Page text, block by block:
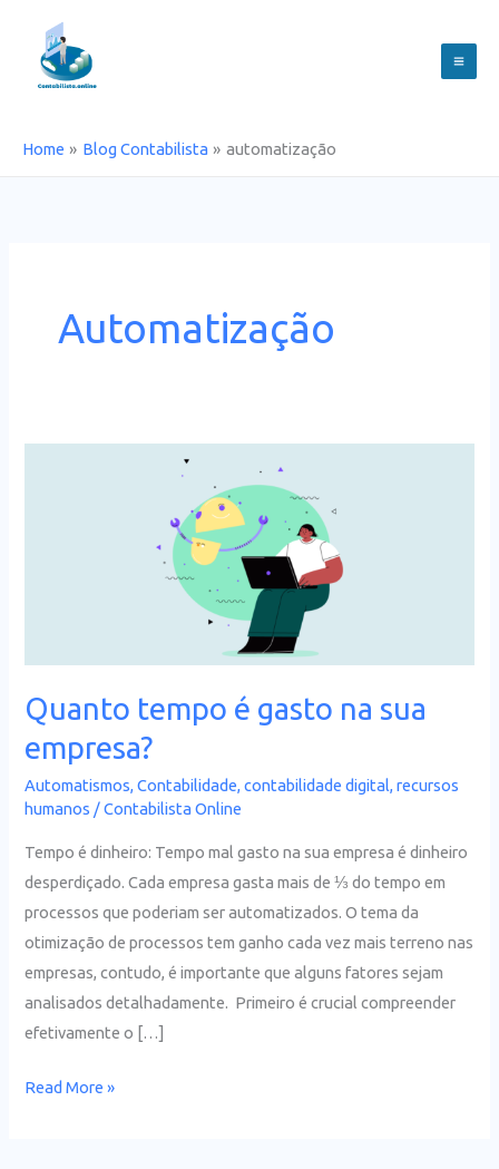
content
Home Blog Contabilista automatização
Automatização
Quanto tempo é gasto na sua
empresa?
Automatismos,Contabilidade,contabilidade digital,recursos
humanos /Contabilista Online
Tempo é dinheiro: Tempo mal gasto na sua empresa é dinheiro
desperdiçado. Cada empresa gasta mais de ⅓ do tempo em
processos que poderiam ser automatizados. O tema da
otimização de processos tem ganho cada vez mais terreno nas
empresas, contudo, é importante que alguns fatores sejam
analisados detalhadamente. Primeiro é crucial compreender
efetivamente o […]
Read More »